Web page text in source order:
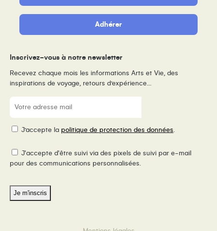
Adhérer
Inscrivez-vous à notre newsletter
Recevez chaque mois les informations Arts et Vie, des
inspirations de voyage, retours d’expérience…
E-
mail
RGPDJ’accepte la politique de protection des données.
Pixel
de
J'accepte d'être suivi via des pixels de suivi par e-mail
pour des communications personnalisées.